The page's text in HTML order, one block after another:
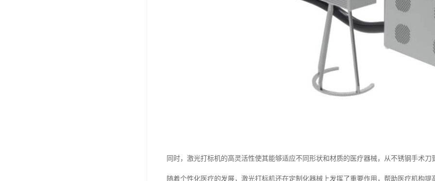
同时，激光打标机的高灵活性使其能够适应不同形状和材质的医疗器械，从不锈钢手术刀
随着个性化医疗的发展，激光打标机还在定制化器械上发挥了重要作用，帮助医疗机构提